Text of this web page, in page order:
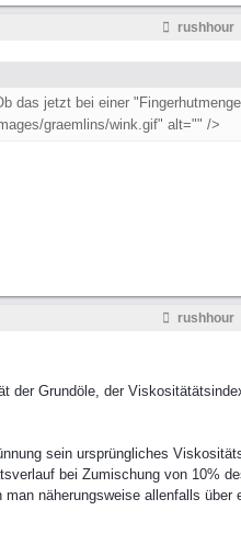
rushhour
das jetzt bei einer
graemlins/wink.gif" alt="" />
rushhour
der Grundöle, der
sein ursprüngliches
bei Zumischung von 10%
näherungsweise allenfalls über